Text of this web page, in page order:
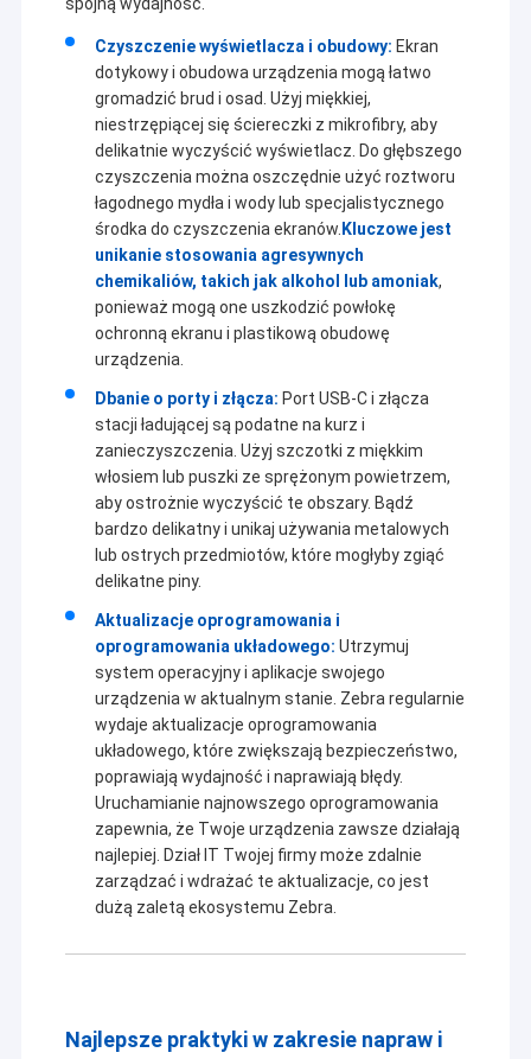
Kontrola jakości
Skontaktuj się z nami
Aktualności
Poprosić o wycenę
Komputer mobilny Zebra
Honeywell Mobilny Komputer
Datalogic
Drukarki ZEBRA
Karty graficzne
Komputery
Czyszczenie wyświetlacza i obudowy: Ekran
dotykowy i obudowa urządzenia mogą łatwo
gromadzić brud i osad. Użyj miękkiej,
niestrzępiącej się ściereczki z mikrofibry, aby
delikatnie wyczyścić wyświetlacz. Do głębszego
czyszczenia można oszczędnie użyć roztworu
łagodnego mydła i wody lub specjalistycznego
środka do czyszczenia ekranów. Kluczowe jest
unikanie stosowania agresywnych
chemikaliów, takich jak alkohol lub amoniak,
ponieważ mogą one uszkodzić powłokę
ochronną ekranu i plastikową obudowę
urządzenia.
Dbanie o porty i złącza: Port USB-C i złącza
stacji ładującej są podatne na kurz i
zanieczyszczenia. Użyj szczotki z miękkim
włosiem lub puszki ze sprężonym powietrzem,
aby ostrożnie wyczyścić te obszary. Bądź
bardzo delikatny i unikaj używania metalowych
lub ostrych przedmiotów, które mogłyby zgiąć
delikatne piny.
Aktualizacje oprogramowania i
oprogramowania układowego: Utrzymuj
system operacyjny i aplikacje swojego
urządzenia w aktualnym stanie. Zebra regularnie
wydaje aktualizacje oprogramowania
układowego, które zwiększają bezpieczeństwo,
poprawiają wydajność i naprawiają błędy.
Uruchamianie najnowszego oprogramowania
zapewnia, że Twoje urządzenia zawsze działają
najlepiej. Dział IT Twojej firmy może zdalnie
zarządzać i wdrażać te aktualizacje, co jest
dużą zaletą ekosystemu Zebra.
Najlepsze praktyki w zakresie napraw i
stronie internetowej, prosimy o kontakt za pośrednictwem
poczty elektronicznej lub telefonu w celu uzyskania dalszych
informacji.